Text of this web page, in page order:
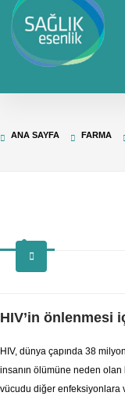
ANA SAYFA FARMA
HIV’in önlenmesi
HIV, dünya çapında 38
insanın ölümüne neden olan
vücudu diğer enfeksiyonlara